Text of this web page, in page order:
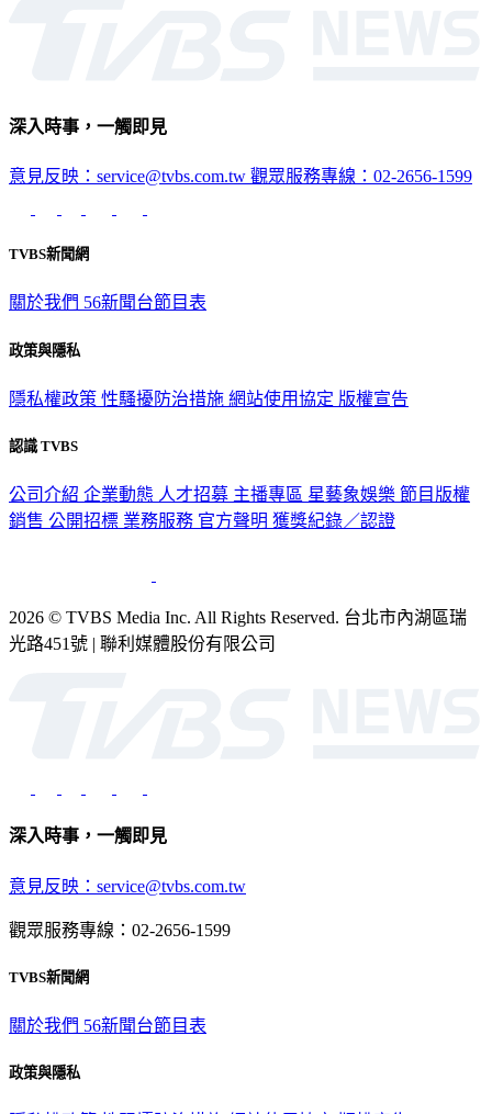
深入時事，一觸即見
意見反映：service@tvbs.com.tw 觀眾服務專線：02-2656-1599
TVBS新聞網
關於我們 56新聞台節目表
政策與隱私
隱私權政策 性騷擾防治措施 網站使用協定 版權宣告
認識 TVBS
公司介紹 企業動態 人才招募 主播專區 星藝象娛樂 節目版權
銷售 公開招標 業務服務 官方聲明 獲獎紀錄／認證
2026 © TVBS Media Inc. All Rights Reserved. 台北市內湖區瑞
光路451號 | 聯利媒體股份有限公司
深入時事，一觸即見
意見反映：service@tvbs.com.tw
觀眾服務專線：02-2656-1599
TVBS新聞網
關於我們 56新聞台節目表
政策與隱私